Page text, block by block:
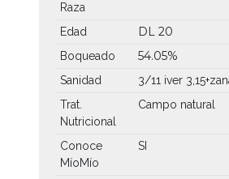
Raza
Edad
DL 20
Boqueado 54.05%
Sanidad
3/11 iver
Trat.
Nutricional
Campo natural
Conoce
MíoMío
SI